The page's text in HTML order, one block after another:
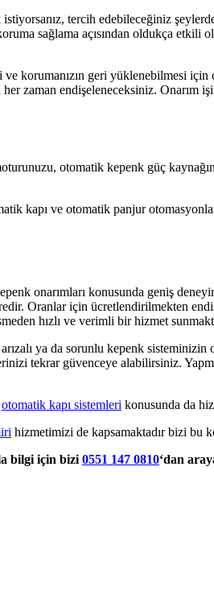
tercih edebileceğiniz
sağlama açısından oldukça etkili
ve korumanızın geri yüklenebilmesi
zaman endişeleneceksiniz. Onarım
otomatik kepenk güç
kapı ve otomatik panjur
onarımları konusunda geniş
Oranlar için ücretlendirilmekten
hızlı ve verimli bir hizmet
ya da sorunlu kepenk sisteminizin
tekrar güvenceye alabilirsiniz.
otomatik kapı sistemleri konusunda da
hizmetimizi de kapsamaktadır bizi bu
bilgi için bizi 0551 147 0810‘dan